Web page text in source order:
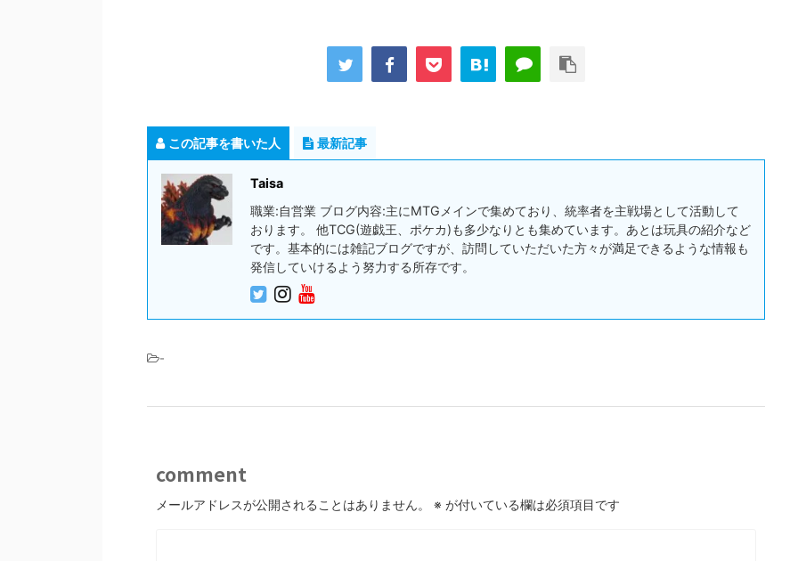
この記事を書いた人 最新記事
Taisa
職業:自営業 ブログ内容:主にMTGメインで集めており、統率者を主戦場として活動して
おります。 他TCG(遊戯王、ポケカ)も多少なりとも集めています。あとは玩具の紹介など
です。基本的には雑記ブログですが、訪問していただいた方々が満足できるような情報も
発信していけるよう努力する所存です。
-
comment
メールアドレスが公開されることはありません。 ※ が付いている欄は必須項目です